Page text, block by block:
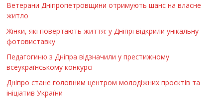
Ветерани Дніпропетровщини отримують шанс на власне
житло
Жінки, які повертають життя: у Дніпрі відкрили унікальну
фотовиставку
Педагогиню з Дніпра відзначили у престижному
всеукраїнському конкурсі
Дніпро стане головним центром молодіжних проєктів та
ініціатив України